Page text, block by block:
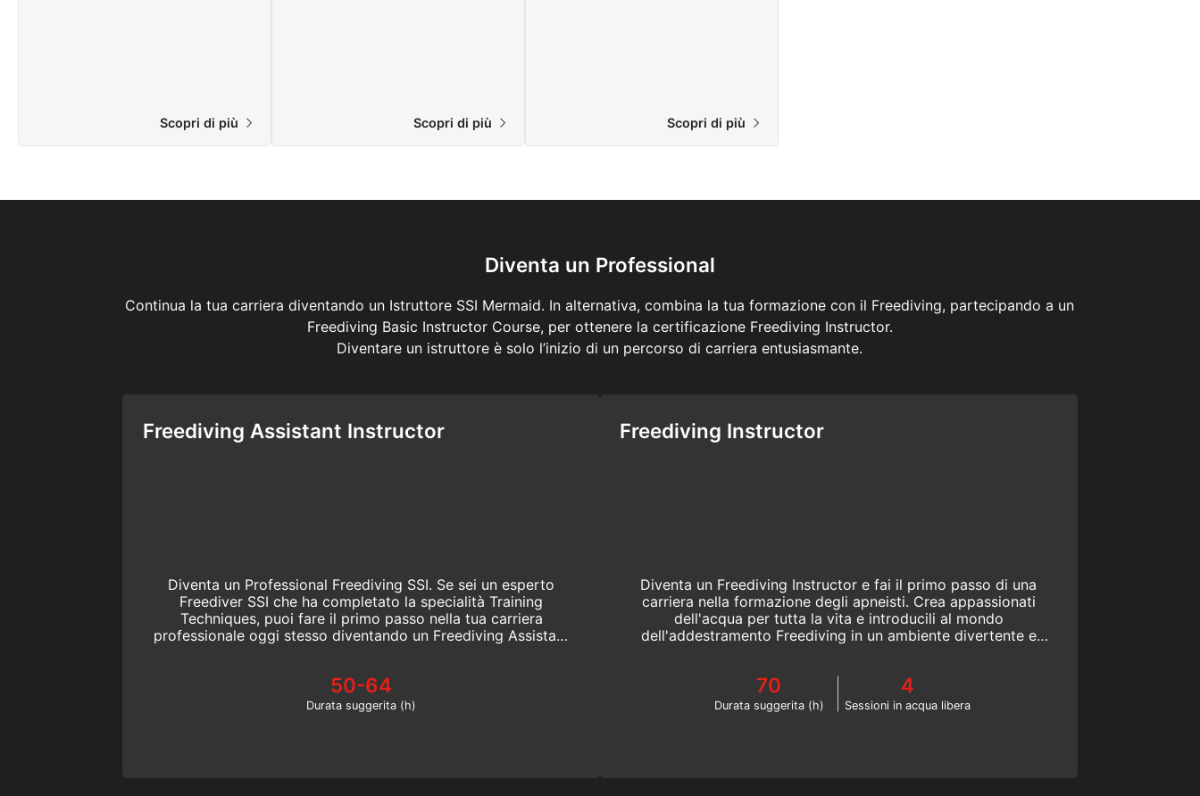
Scopri di più Scopri di più Scopri di più
Diventa un Professional
Continua la tua carriera diventando un Istruttore SSI Mermaid. In alternativa, combina la tua formazione con il Freediving, partecipando a un
Freediving Basic Instructor Course, per ottenere la certificazione Freediving Instructor.
Diventare un istruttore è solo l’inizio di un percorso di carriera entusiasmante.
Freediving Assistant Instructor
Diventa un Professional Freediving SSI. Se sei un esperto
Freediver SSI che ha completato la specialità Training
Techniques, puoi fare il primo passo nella tua carriera
professionale oggi stesso diventando un Freediving Assistant
50-64
Durata suggerita (h)
Freediving Instructor
Diventa un Freediving Instructor e fai il primo passo di una
carriera nella formazione degli apneisti. Crea appassionati
dell'acqua per tutta la vita e introducili al mondo
dell'addestramento Freediving in un ambiente divertente e
70
Durata suggerita (h)
4
Sessioni in acqua libera